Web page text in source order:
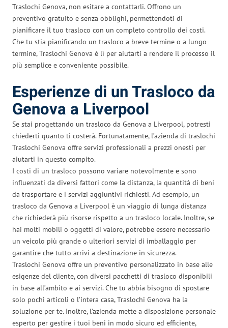
Traslochi Genova, non esitare a contattarli. Offrono un
preventivo gratuito e senza obblighi, permettendoti di
pianificare il tuo trasloco con un completo controllo dei costi.
Che tu stia pianificando un trasloco a breve termine o a lungo
termine, Traslochi Genova è lì per aiutarti a rendere il processo il
più semplice e conveniente possibile.
Esperienze di un Trasloco da
Genova a Liverpool
Se stai progettando un trasloco da Genova a Liverpool, potresti
chiederti quanto ti costerà. Fortunatamente, l’azienda di traslochi
Traslochi Genova offre servizi professionali a prezzi onesti per
aiutarti in questo compito.
I costi di un trasloco possono variare notevolmente e sono
influenzati da diversi fattori come la distanza, la quantità di beni
da trasportare e i servizi aggiuntivi richiesti. Ad esempio, un
trasloco da Genova a Liverpool è un viaggio di lunga distanza
che richiederà più risorse rispetto a un trasloco locale. Inoltre, se
hai molti mobili o oggetti di valore, potrebbe essere necessario
un veicolo più grande o ulteriori servizi di imballaggio per
garantire che tutto arrivi a destinazione in sicurezza.
Traslochi Genova offre un preventivo personalizzato in base alle
esigenze del cliente, con diversi pacchetti di trasloco disponibili
in base all’ambito e ai servizi. Che tu abbia bisogno di spostare
solo pochi articoli o l’intera casa, Traslochi Genova ha la
soluzione per te. Inoltre, l’azienda mette a disposizione personale
esperto per gestire i tuoi beni in modo sicuro ed efficiente,